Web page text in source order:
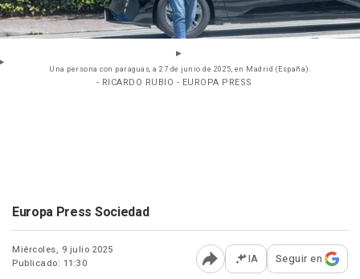
Una persona con paraguas, a 27 de junio de 2025, en Madrid (España).
- RICARDO RUBIO - EUROPA PRESS
Europa Press Sociedad
Miércoles, 9 julio 2025
Publicado: 11:30
Abrir opciones para
IA Seguir en